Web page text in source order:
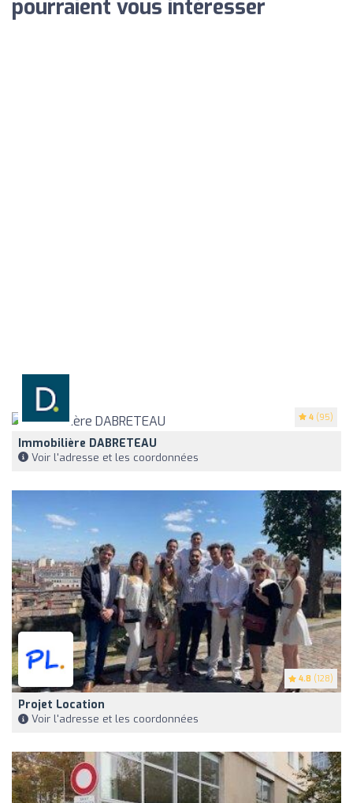
pourraient vous intéresser
4 (95)
Immobilière DABRETEAU
Voir l'adresse et les coordonnées
4.8 (128)
Projet Location
Voir l'adresse et les coordonnées